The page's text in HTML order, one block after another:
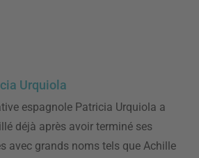
Urquiola
espagnole Patricia Urquiola a
déjà après avoir terminé ses
avec grands noms tels que Achille